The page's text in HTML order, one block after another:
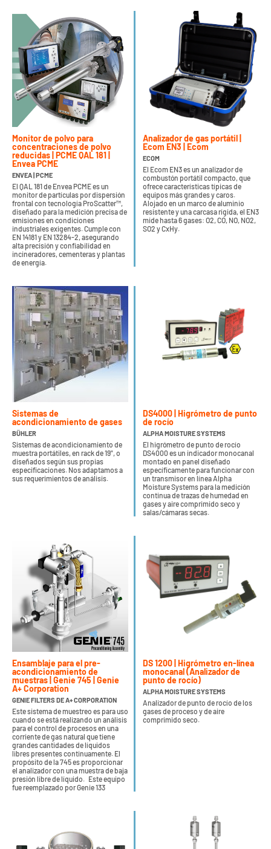
Monitor de polvo para
concentraciones de polvo
reducidas | PCME QAL 181 |
Envea PCME
ENVEA | PCME
El QAL 181 de Envea PCME es un
monitor de partículas por dispersión
frontal con tecnología ProScatter™,
diseñado para la medición precisa de
emisiones en condiciones
industriales exigentes. Cumple con
EN 14181 y EN 13284-2, asegurando
alta precisión y confiabilidad en
incineradores, cementeras y plantas
de energía.
Analizador de gas portátil |
Ecom EN3 | Ecom
ECOM
El Ecom EN3 es un analizador de
combustón portátil compacto, que
ofrece características típicas de
equipos más grandes y caros.
Alojado en un marco de aluminio
resistente y una carcasa rígida, el EN3
mide hasta 6 gases: O2, CO, NO, NO2,
SO2 y CxHy.
Sistemas de
acondicionamiento de gases
BÜHLER
Sistemas de acondicionamiento de
muestra portátiles, en rack de 19", o
diseñados según sus propias
especificaciones. Nos adaptamos a
sus requerimientos de análisis.
DS4000 | Higrómetro de punto
de rocío
ALPHA MOISTURE SYSTEMS
El higrómetro de punto de rocío
DS4000 es un indicador monocanal
montado en panel diseñado
específicamente para funcionar con
un transmisor en línea Alpha
Moisture Systems para la medición
continua de trazas de humedad en
gases y aire comprimido seco y
salas/cámaras secas.
Ensamblaje para el pre-
acondicionamiento de
muestras | Genie 745 | Genie
A+ Corporation
GENIE FILTERS DE A+ CORPORATION
Este sistema de muestreo es para uso
cuando se está realizando un análisis
para el control de procesos en una
corriente de gas natural que tiene
grandes cantidades de líquidos
libres presentes continuamente. El
propósito de la 745 es proporcionar
el analizador con una muestra de baja
presión libre de líquido. Este equipo
fue reemplazado por Genie 133
DS 1200 | Higrómetro en-línea
monocanal (Analizador de
punto de rocío)
ALPHA MOISTURE SYSTEMS
Analizador de punto de rocío de los
gases de proceso y de aire
comprimido seco.